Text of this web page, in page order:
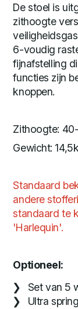
De stoel is
zithoogte
6-voudig
fijnafstelling
functies zijn
knoppen.
Zithoogte:
Gewicht:
Standaard
andere
standaard te
'Harlequin'.
Optioneel:
Set van 5
Ultra